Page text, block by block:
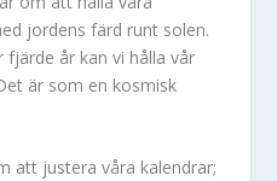
jordens färd runt solen.
fjärde år kan vi hålla vår
är som en kosmisk
att justera våra kalendrar;